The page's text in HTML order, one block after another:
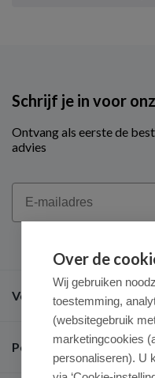
Schrijf je in voor
Ontvang als eerste de
advies
Email
Veel gestelde vragen
Populaire merken
Over de
Wij gebruiken
toestemming,
(websitegebruik
marketingcookies
personaliseren). U